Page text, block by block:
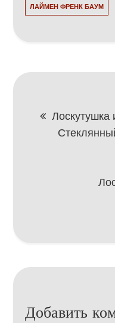
ЛАЙМЕН ФРЕНК БАУМ
записям
Добавить